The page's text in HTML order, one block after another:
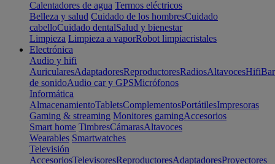
Calentadores de agua Termos eléctricos
Belleza y salud Cuidado de los hombresCuidado
cabelloCuidado dentalSalud y bienestar
Limpieza Limpieza a vaporRobot limpiacristales
Electrónica
Audio y hifi
AuricularesAdaptadoresReproductoresRadiosAltavocesHifi
de sonidoAudio car y GPSMicrófonos
Informática
AlmacenamientoTabletsComplementosPortátilesImpresoras
Gaming & streaming Monitores gamingAccesorios
Smart home TimbresCámarasAltavoces
Wearables Smartwatches
Televisión
AccesoriosTelevisoresReproductoresAdaptadoresProyectores